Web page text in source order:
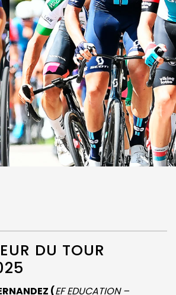
DU TOUR
(EF EDUCATION –